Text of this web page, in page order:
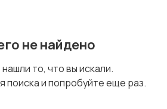
не найдено
то, что вы искали.
поиска и попробуйте еще раз.